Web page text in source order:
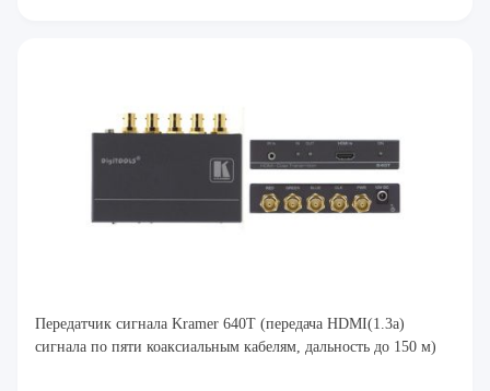
Передатчик сигнала Kramer 640T (передача HDMI(1.3a)
сигнала по пяти коаксиальным кабелям, дальность до 150 м)